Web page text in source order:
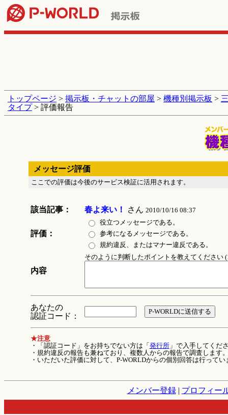
トップページ > 掲示板・チャットの部屋 > 機種別掲示板 >
タイプ> 評価報告
メッセージ評価
ここでの評価は今後のサービス検証に活用されます。
該当記事： 春よ来い！ さん 2010/10/16 08:37
評価：
役立つメッセージである。
参考になるメッセージである。
規約違反、またはマナー違反である。
内容
そのように判断したポイントを教えてください
あなたの
認証コード：
★注意
・「認証コード」をお持ちでない方は「 発行所」で入手してくだ
・規約違反の報告も兼ねており、複数人からの報告で調査します
・いただいた評価に対して、P-WORLDからの個別回答は行ってい
メンバー登録| プロフィー